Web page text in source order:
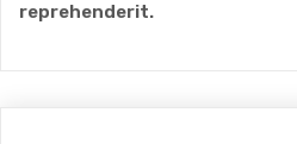
reprehenderit.